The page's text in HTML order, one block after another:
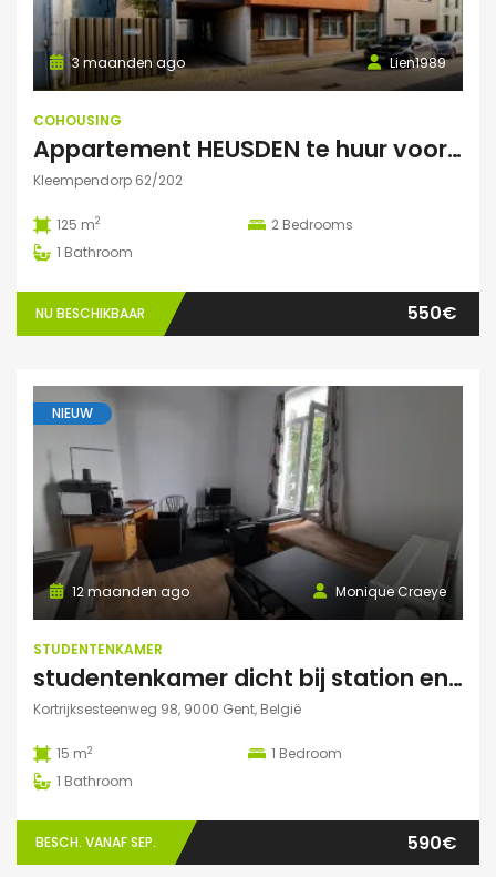
Lien1989
3 maanden ago
COHOUSING
Appartement HEUSDEN te huur voor COHOUSING
Kleempendorp 62/202
125 m2 2 Bedrooms
1 Bathroom
NU BESCHIKBAAR 550€
NIEUW
Monique Craeye
12 maanden ago
STUDENTENKAMER
studentenkamer dicht bij station en Citadelpark centraal gelegen
Kortrijksesteenweg 98, 9000 Gent, België
15 m2 1 Bedroom
1 Bathroom
BESCH. VANAF SEP. 590€